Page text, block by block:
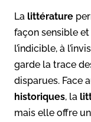
La littérature
façon sensible
l’indicible, à
garde la trace
disparues. Face
historiques, la
mais elle offre